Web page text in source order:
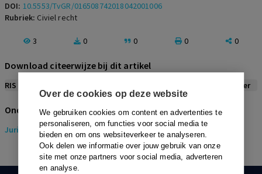
Over de cookies op deze website
We gebruiken cookies om content en advertenties te
personaliseren, om functies voor social media te
bieden en om ons websiteverkeer te analyseren.
Ook delen we informatie over jouw gebruik van onze
site met onze partners voor social media, adverteren
en analyse.
DOI: 10.5553/TvGR/016508742018042001006
Rubriek: Civiel recht
3 0 0 0 0
Download citeerwijze bij dit artikel
RIS Vancouver
Onderwerpen
Juridisch> Gezondheidsrecht